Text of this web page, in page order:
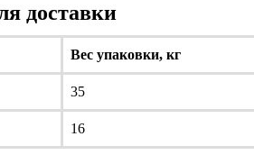
доставки
Вес упаковки, кг
35
16